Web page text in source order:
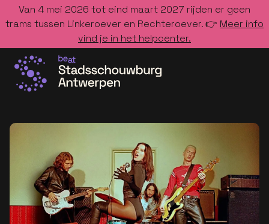
Van 4 mei 2026 tot eind maart 2027 rijden er geen
trams tussen Linkeroever en Rechteroever. 👉 Meer info
vind je in het helpcenter.